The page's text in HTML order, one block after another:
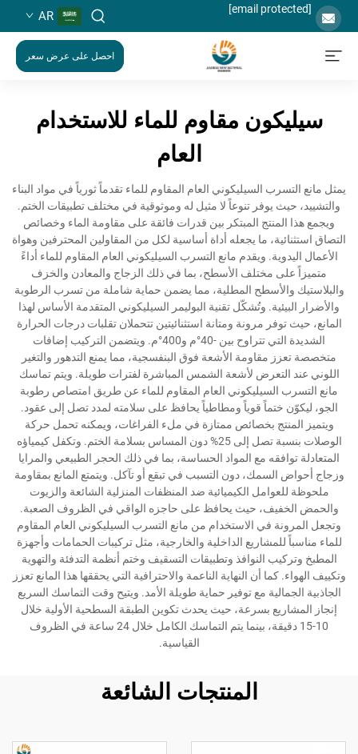
[email protected]
AR
احصل على عرض سعر
سيليكون مقاوم للماء للاستخدام
العام
يمثل مانع التسرب السيليكوني العام المقاوم للماء تقدماً ثورياً في مواد البناء
والتشييد، حيث يوفر تنوعاً لا مثيل له وموثوقية في مختلف تطبيقات الختم.
ويجمع هذا المنتج المبتكر بين قدرات فائقة على مقاومة الماء وخصائص
التصاق استثنائية، ما يجعله أداة أساسية لكل من المقاولين المحترفين وهواة
الأعمال اليدوية. ويقدم مانع التسرب السيليكوني العام المقاوم للماء أداءً
متميزاً على مختلف الأسطح، بما في ذلك الزجاج والمعادن والخزف
والبلاستيك والأسطح المطلية، مما يضمن حماية شاملة من تسرب الرطوبة
والأضرار البيئية. وتُشكّل تقنية البوليمر السيليكوني المتقدمة الأساس لهذا
المانع، حيث توفر مرونة ومتانة استثنائيتين تتحملان تقلبات درجات الحرارة
الشديدة التي تتراوح بين -40°م و400°م. ويتضمن التركيب إضافات
متخصصة تعزز مقاومة الأشعة فوق البنفسجية، مما يمنع التدهور والتغير
اللوني عند التعرض لأشعة الشمس المباشرة لفترات طويلة. ويتم تماسك
مانع التسرب السيليكوني العام المقاوم للماء عن طريق امتصاص رطوبة
الجو، ليكوّن ختماً قوياً ومطاطياً يحافظ على سلامته لمدد تصل إلى عقود.
ويتميز المنتج بخصائص ممتازة في ملء الفراغات، ويمكنه تحمل حركة
الوصلات بنسبة تصل إلى 25% دون المساس بسلامة الختم. وتكفل كيمياؤه
المتعادلة توافقه مع المواد الحساسة، بما في ذلك الحجر الطبيعي والمرايا
وزجاج أحواض السمك، دون التسبب في تبقع أو تآكل. ويتمتع المانع بمقاومة
ملحوظة للعوامل الكيميائية ضد المنظفات المنزلية الشائعة والزيوت
والحمض الخفيف، حيث يحافظ على حاجزه الواقي في الظروف الصعبة.
وتجعل المرونة في الاستخدام من مانع التسرب السيليكوني العام المقاوم
للماء مناسباً للمشاريع الداخلية والخارجية، مثل تركيبات الحمامات وأجهزة
المطبخ وتركيب النوافذ وتطبيقات التسقيف وختم أنظمة التدفئة والتهوية
وتكييف الهواء. كما أن النهاية الناعمة والاحترافية التي يحققها هذا المانع تعزز
الجاذبية الجمالية مع توفير حماية طويلة الأمد. ويتيح وقت التماسك السريع
إنجاز المشاريع بسرعة، حيث يحدث تكوين الطبقة السطحية الأولية خلال
10-15 دقيقة، بينما يتم التماسك الكامل خلال 24 ساعة في الظروف
القياسية.
المنتجات الشائعة